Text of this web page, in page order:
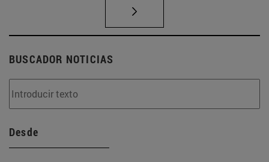
BUSCADOR NOTICIAS
Desde